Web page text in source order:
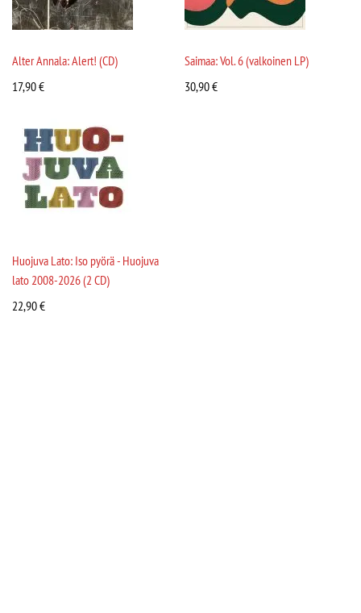
Alter Annala: Alert! (CD)
17,90€
Saimaa: Vol. 6 (valkoinen LP)
30,90€
Huojuva Lato: Iso pyörä - Huojuva
lato 2008-2026 (2 CD)
22,90€